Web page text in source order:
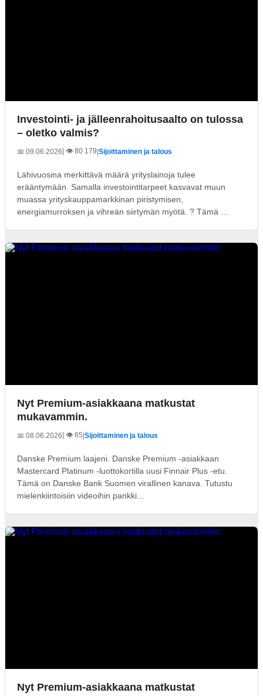
Investointi- ja jälleenrahoitusaalto on tulossa
– oletko valmis?
📅 09.06.2026| 👁️ 80 179 Sijoittaminen ja talous
Lähivuosina merkittävä määrä yrityslainoja tulee
erääntymään. Samalla investointitarpeet kasvavat muun
muassa yrityskauppamarkkinan piristymisen,
energiamurroksen ja vihreän siirtymän myötä. ? Tämä ...
Nyt Premium-asiakkaana matkustat
mukavammin.
📅 08.06.2026| 👁️ 65 Sijoittaminen ja talous
Danske Premium laajeni. Danske Premium -asiakkaan
Mastercard Platinum -luottokortilla uusi Finnair Plus -etu.
Tämä on Danske Bank Suomen virallinen kanava. Tutustu
mielenkiintoisiin videoihin pankki...
Nyt Premium-asiakkaana matkustat